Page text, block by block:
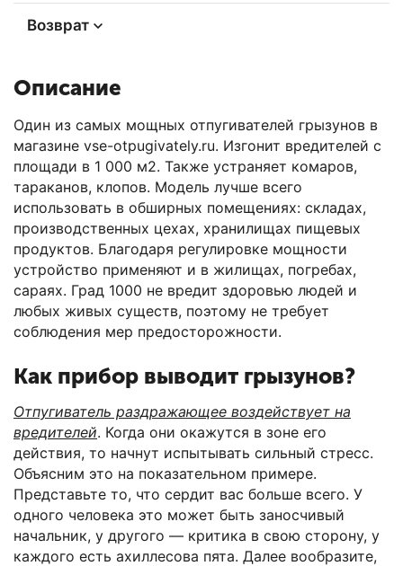
Возврат
Описание
Один из самых мощных отпугивателей грызунов в
магазине vse-otpugivately.ru. Изгонит вредителей с
площади в 1 000 м2. Также устраняет комаров,
тараканов, клопов. Модель лучше всего
использовать в обширных помещениях: складах,
производственных цехах, хранилищах пищевых
продуктов. Благодаря регулировке мощности
устройство применяют и в жилищах, погребах,
сараях. Град 1000 не вредит здоровью людей и
любых живых существ, поэтому не требует
соблюдения мер предосторожности.
Как прибор выводит грызунов?
Отпугиватель раздражающее воздействует на
вредителей. Когда они окажутся в зоне его
действия, то начнут испытывать сильный стресс.
Объясним это на показательном примере.
Представьте то, что сердит вас больше всего. У
одного человека это может быть заносчивый
начальник, у другого — критика в свою сторону, у
каждого есть ахиллесова пята. Далее вообразите,